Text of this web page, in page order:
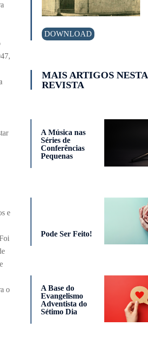
e
o
DOWNLOAD
MAIS ARTIGOS NESTA
REVISTA
A Música nas
Séries de
Conferências
Pequenas
Pode Ser Feito!
A Base do
Evangelismo
Adventista do
Sétimo Dia